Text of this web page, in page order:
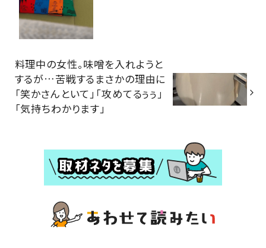
料理中の女性。味噌を入れようと
するが…苦戦するまさかの理由に
「笑かさんといて」「攻めてるぅぅ」
「気持ちわかります」